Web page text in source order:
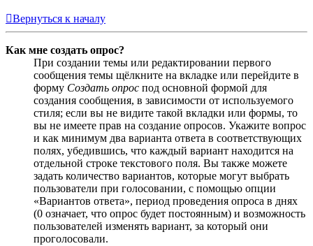
Вернуться к началу
Как мне создать опрос?
При создании темы или редактировании первого
сообщения темы щёлкните на вкладке или перейдите в
форму Создать опрос под основной формой для
создания сообщения, в зависимости от используемого
стиля; если вы не видите такой вкладки или формы, то
вы не имеете прав на создание опросов. Укажите вопрос
и как минимум два варианта ответа в соответствующих
полях, убедившись, что каждый вариант находится на
отдельной строке текстового поля. Вы также можете
задать количество вариантов, которые могут выбрать
пользователи при голосовании, с помощью опции
«Вариантов ответа», период проведения опроса в днях
(0 означает, что опрос будет постоянным) и возможность
пользователей изменять вариант, за который они
проголосовали.